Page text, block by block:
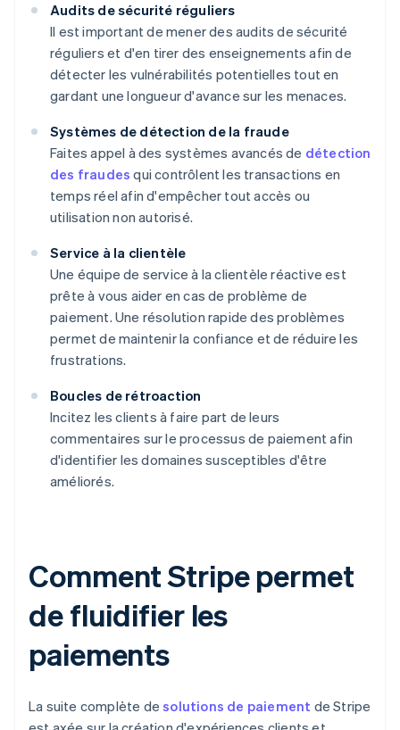
Audits de sécurité réguliers
Il est important de mener des audits de sécurité
réguliers et d'en tirer des enseignements afin de
détecter les vulnérabilités potentielles tout en
gardant une longueur d'avance sur les menaces.
Systèmes de détection de la fraude
Faites appel à des systèmes avancés de détection
des fraudes qui contrôlent les transactions en
temps réel afin d'empêcher tout accès ou
utilisation non autorisé.
Service à la clientèle
Une équipe de service à la clientèle réactive est
prête à vous aider en cas de problème de
paiement. Une résolution rapide des problèmes
permet de maintenir la confiance et de réduire les
frustrations.
Boucles de rétroaction
Incitez les clients à faire part de leurs
commentaires sur le processus de paiement afin
d'identifier les domaines susceptibles d'être
améliorés.
Comment Stripe permet
de fluidifier les
paiements
La suite complète desolutions de paiement de Stripe